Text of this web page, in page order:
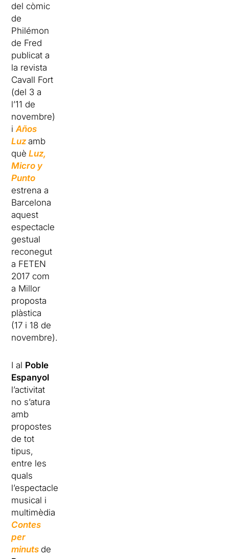
del còmic
de
Philémon
de Fred
publicat a
la revista
Cavall Fort
(del 3 a
l’11 de
novembre)
iAños
Luz amb
què Luz,
Micro y
Punto
estrena a
Barcelona
aquest
espectacle
gestual
reconegut
a FETEN
2017 com
a Millor
proposta
plàstica
(17 i 18 de
novembre).
I al Poble
Espanyol
l’activitat
no s’atura
amb
propostes
de tot
tipus,
entre les
quals
l’espectacle
musical i
multimèdia
Contes
per
minuts de